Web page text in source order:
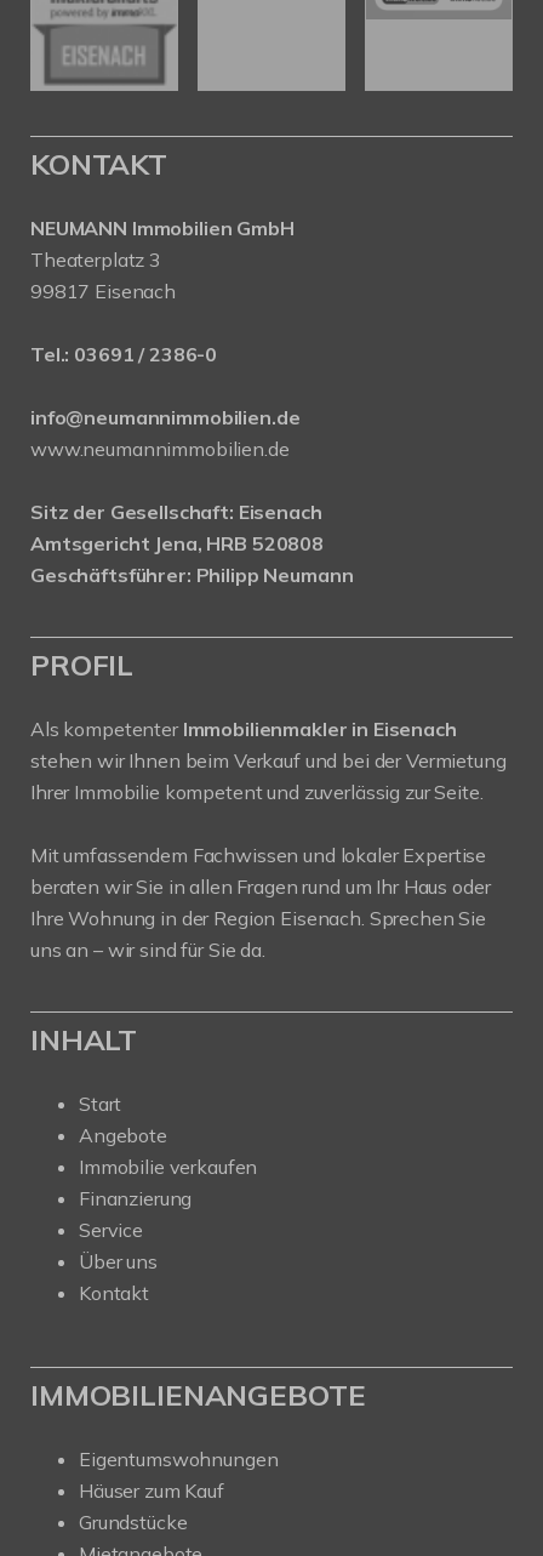
KONTAKT
NEUMANN Immobilien GmbH
Theaterplatz 3
99817 Eisenach
Tel.: 03691 / 2386-0
info@neumannimmobilien.de
www.neumannimmobilien.de
Sitz der Gesellschaft: Eisenach
Amtsgericht Jena, HRB 520808
Geschäftsführer: Philipp Neumann
PROFIL
Als kompetenter Immobilienmakler in Eisenach
stehen wir Ihnen beim Verkauf und bei der Vermietung
Ihrer Immobilie kompetent und zuverlässig zur Seite.
Mit umfassendem Fachwissen und lokaler Expertise
beraten wir Sie in allen Fragen rund um Ihr Haus oder
Ihre Wohnung in der Region Eisenach. Sprechen Sie
uns an – wir sind für Sie da.
INHALT
Start
Angebote
Immobilie verkaufen
Finanzierung
Service
Über uns
Kontakt
IMMOBILIENANGEBOTE
Eigentumswohnungen
Häuser zum Kauf
Grundstücke